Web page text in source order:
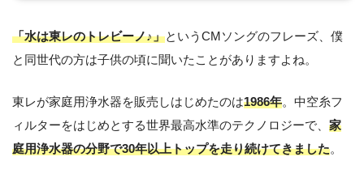
「水は東レのトレビーノ♪」というCMソングのフレーズ、僕
と同世代の方は子供の頃に聞いたことがありますよね。
東レが家庭用浄水器を販売しはじめたのは1986年。中空糸フ
ィルターをはじめとする世界最高水準のテクノロジーで、 家
庭用浄水器の分野で30年以上トップを走り続けてきました。